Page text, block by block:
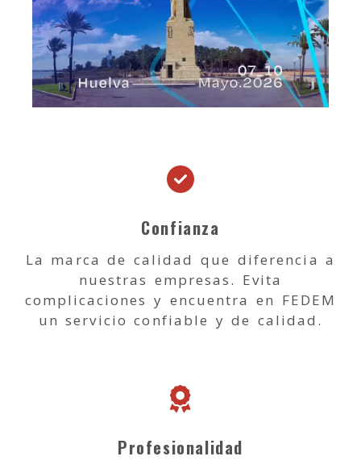
Confianza
La marca de calidad que diferencia a
nuestras empresas. Evita
complicaciones y encuentra en FEDEM
un servicio confiable y de calidad.
Profesionalidad